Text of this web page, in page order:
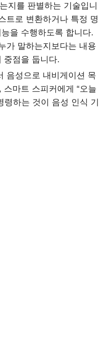
지를 판별하는 기술입니
트로 변환하거나 특정 명
을 수행하도록 합니다.
가 말하는지보다는 내용
중점을 둡니다.
음성으로 내비게이션 목
마트 스피커에게 “오늘
령하는 것이 음성 인식 기